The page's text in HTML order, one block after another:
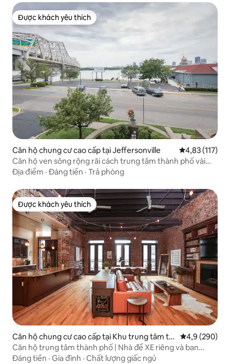
Được khách yêu thích
Được khách yêu thích
Căn hộ chung cư cao cấp tại Jeffersonville Xếp hạng
4,83 (117)
Căn hộ ven sông rộng rãi cách trung tâm thành phố vài
phút!
Địa điểm · Đáng tiền · Trả phòng
Được khách yêu thích
Được khách yêu thích
Căn hộ chung cư cao cấp tại Khu trung tâm th
ương mại
Xếp hạng
4,9 (290)
Căn hộ trung tâm thành phố | Nhà để XE riêng và ban
công
Đáng tiền · Gia đình · Chất lượng giấc ngủ